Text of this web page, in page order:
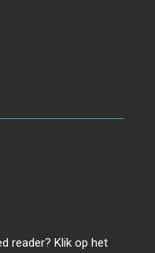
reader? Klik op het